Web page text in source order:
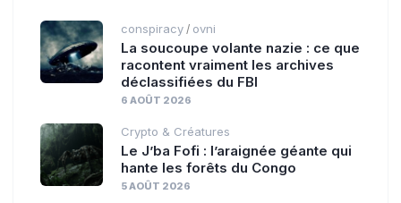
conspiracy / ovni
La soucoupe volante nazie : ce que
racontent vraiment les archives
déclassifiées du FBI
6 AOÛT 2026
Crypto & Créatures
Le J’ba Fofi : l’araignée géante qui
hante les forêts du Congo
5 AOÛT 2026